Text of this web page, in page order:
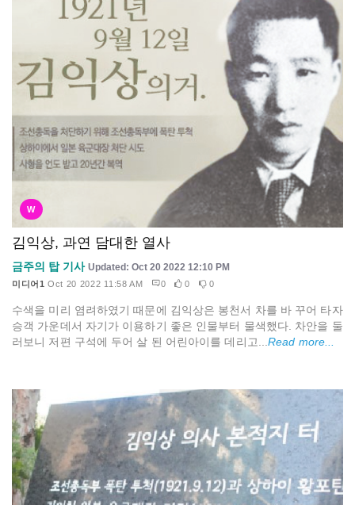
W
김익상, 과연 담대한 열사
금주의 탑 기사 Updated: Oct 20 2022 12:10 PM
미디어1 Oct 20 2022 11:58 AM 0 0 0
수색을 미리 염려하였기 때문에 김익상은 봉천서 차를 바 꾸어 타자
승객 가운데서 자기가 이용하기 좋은 인물부터 물색했다. 차안을 둘
러보니 저편 구석에 두어 살 된 어린아이를 데리고...Read more...